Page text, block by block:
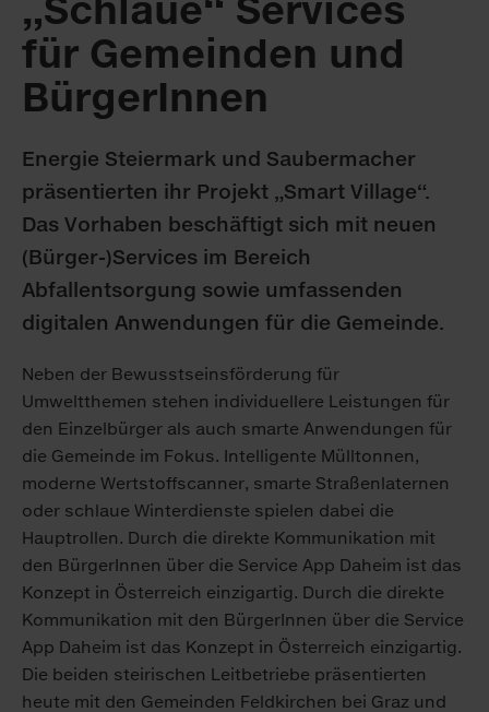
„Schlaue“ Services
für Gemeinden und
BürgerInnen
Energie Steiermark und Saubermacher
präsentierten ihr Projekt „Smart Village“.
Das Vorhaben beschäftigt sich mit neuen
(Bürger-)Services im Bereich
Abfallentsorgung sowie umfassenden
digitalen Anwendungen für die Gemeinde.
Neben der Bewusstseinsförderung für
Umweltthemen stehen individuellere Leistungen für
den Einzelbürger als auch smarte Anwendungen für
die Gemeinde im Fokus. Intelligente Mülltonnen,
moderne Wertstoffscanner, smarte Straßenlaternen
oder schlaue Winterdienste spielen dabei die
Hauptrollen. Durch die direkte Kommunikation mit
den BürgerInnen über die Service App Daheim ist das
Konzept in Österreich einzigartig. Durch die direkte
Kommunikation mit den BürgerInnen über die Service
App Daheim ist das Konzept in Österreich einzigartig.
Die beiden steirischen Leitbetriebe präsentierten
heute mit den Gemeinden Feldkirchen bei Graz und